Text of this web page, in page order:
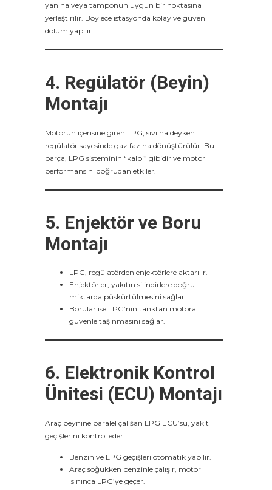
yanına veya tamponun uygun bir noktasına
yerleştirilir. Böylece istasyonda kolay ve güvenli
dolum yapılır.
4. Regülatör (Beyin)
Montajı
Motorun içerisine giren LPG, sıvı haldeyken
regülatör sayesinde gaz fazına dönüştürülür. Bu
parça, LPG sisteminin “kalbi” gibidir ve motor
performansını doğrudan etkiler.
5. Enjektör ve Boru
Montajı
LPG, regülatörden enjektörlere aktarılır.
Enjektörler, yakıtın silindirlere doğru
miktarda püskürtülmesini sağlar.
Borular ise LPG’nin tanktan motora
güvenle taşınmasını sağlar.
6. Elektronik Kontrol
Ünitesi (ECU) Montajı
Araç beynine paralel çalışan LPG ECU’su, yakıt
geçişlerini kontrol eder.
Benzin ve LPG geçişleri otomatik yapılır.
Araç soğukken benzinle çalışır, motor
ısınınca LPG’ye geçer.